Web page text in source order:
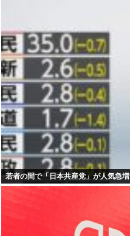
若者の間で「日本共産党」が人気急増